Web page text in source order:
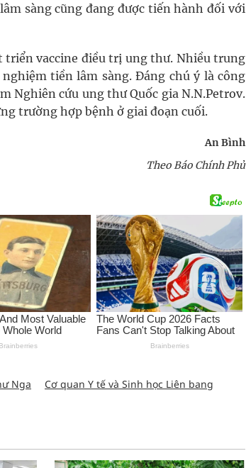
sàng cũng đang được tiến hành đối với
vaccine điều trị ung thư. Nhiều trung
tiền lâm sàng. Đáng chú ý là công
Nghiên cứu ung thư Quốc gia N.N.Petrov.
trường hợp bệnh ở giai đoạn cuối.
An Bình
Theo Báo Chính Phủ
Nga Cơ quan Y tế và Sinh học Liên bang